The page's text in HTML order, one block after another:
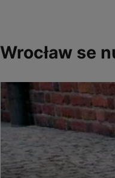
Wrocław se